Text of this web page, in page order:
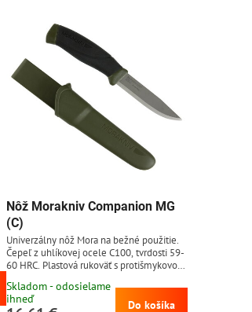
Nôž Morakniv Companion MG
(C)
Univerzálny nôž Mora na bežné použitie.
Čepeľ z uhlíkovej ocele C100, tvrdosti 59-
60 HRC. Plastová rukoväť s protišmykovou
jednoducho pripnuteľné na opasok, bez
potreby rozopnutia opasku. Čepeľ z
Skladom - odosielame
ihneď
Do košíka